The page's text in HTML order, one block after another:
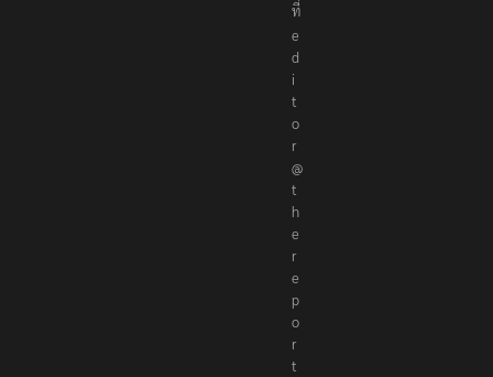
ที่
e
d
i
t
o
r
@
t
h
e
r
e
p
o
r
t